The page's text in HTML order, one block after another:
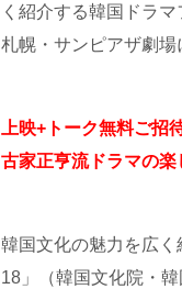
く紹介する韓国ドラ
札幌・サンピアザ劇場
上映+トーク無料ご招
古家正亨流ドラマの楽
韓国文化の魅力を広
18」（韓国文化院・